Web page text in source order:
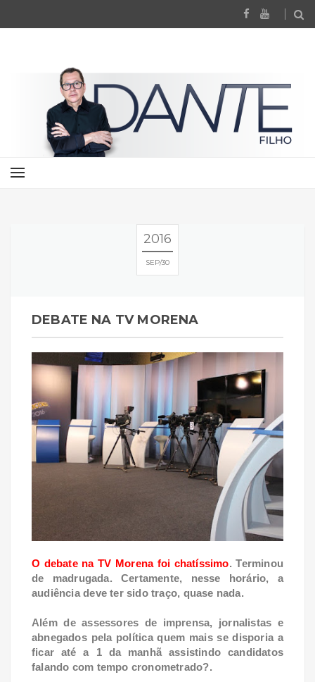
2016
SEP 30
DEBATE NA TV MORENA
O debate na TV Morena foi chatíssimo. Terminou
de madrugada. Certamente, nesse horário, a
audiência deve ter sido traço, quase nada.
Além de assessores de imprensa, jornalistas e
abnegados pela política quem mais se disporia a
ficar até a 1 da manhã assistindo candidatos
falando com tempo cronometrado?.